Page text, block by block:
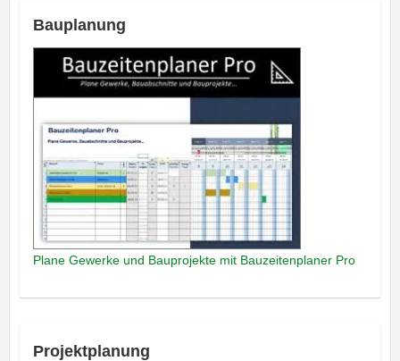
Bauplanung
Plane Gewerke und Bauprojekte mit Bauzeitenplaner Pro
Projektplanung